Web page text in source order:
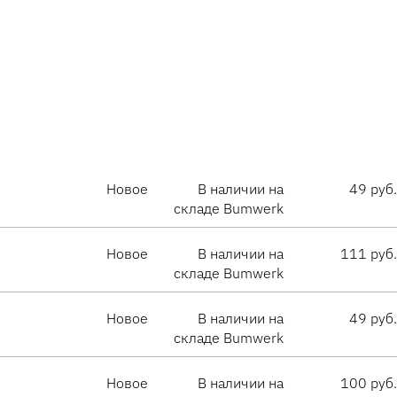
Новое
В наличии на
складе Bumwerk
49 руб.
Новое
В наличии на
складе Bumwerk
111 руб.
Новое
В наличии на
складе Bumwerk
49 руб.
Новое
В наличии на
100 руб.